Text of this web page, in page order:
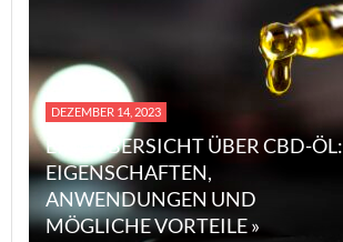
DEZEMBER 14, 2023
EINE ÜBERSICHT ÜBER CBD-ÖL:
EIGENSCHAFTEN,
ANWENDUNGEN UND
MÖGLICHE VORTEILE »